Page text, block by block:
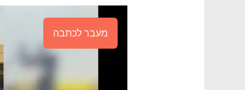
מעבר לכתבה